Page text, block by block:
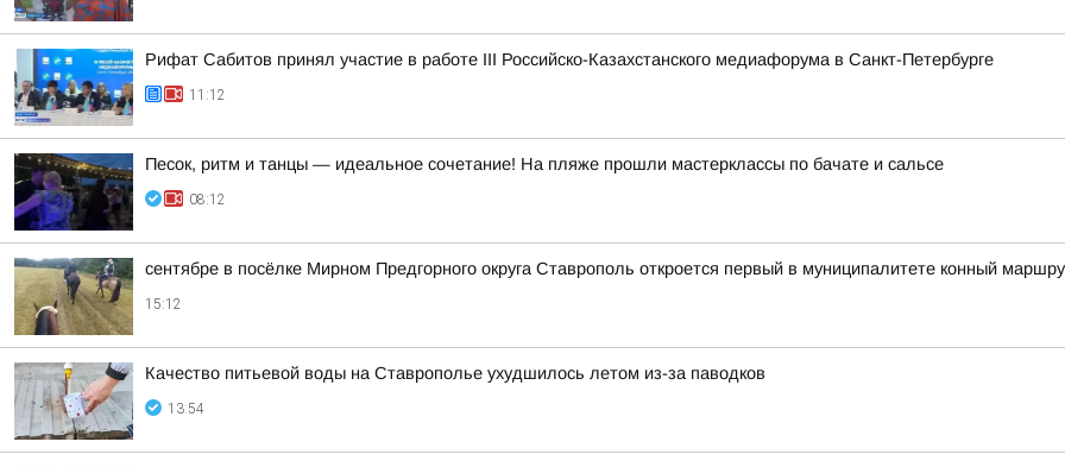
Рифат Сабитов принял участие в работе III Российско-Казахстанского медиафорума в Санкт-Петербурге
11:12
Песок, ритм и танцы — идеальное сочетание! На пляже прошли мастерклассы по бачате и сальсе
08:12
сентябре в посёлке Мирном Предгорного округа Ставрополь откроется первый в муниципалитете конный
15:12
Качество питьевой воды на Ставрополье ухудшилось летом из-за паводков
13:54